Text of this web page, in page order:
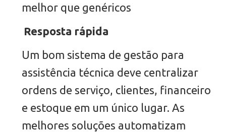
melhor que genéricos
Resposta rápida
Um bom sistema de gestão para
assistência técnica deve centralizar
ordens de serviço, clientes, financeiro
e estoque em um único lugar. As
melhores soluções automatizam